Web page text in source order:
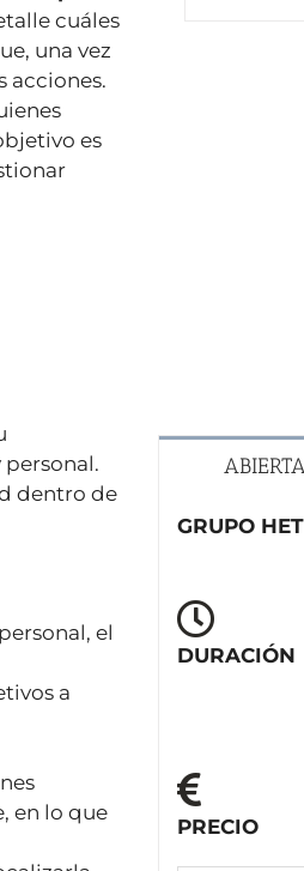
cuáles
una vez
acciones.
es
dentro de
el
a
en lo que
GRUPO
DURACIÓN
PRECIO